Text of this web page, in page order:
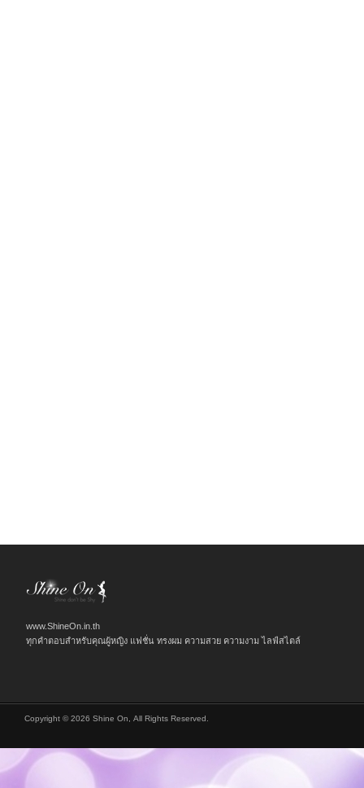
www.ShineOn.in.th
ทุกคำตอบสำหรับคุณผู้หญิง แฟชั่น ทรงผม ความสวย ความงาม ไลฟ์สไตล์
Copyright © 2026 Shine On, All Rights Reserved.